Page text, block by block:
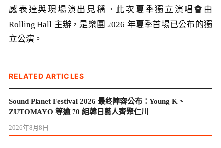
感表達與現場演出見稱。此次夏季獨立演唱會由
Rolling Hall 主辦，是樂團 2026 年夏季首場已公布的獨
立公演。
RELATED ARTICLES
Sound Planet Festival 2026 最終陣容公布：Young K、
ZUTOMAYO 等逾 70 組韓日藝人齊聚仁川
2026年8月8日